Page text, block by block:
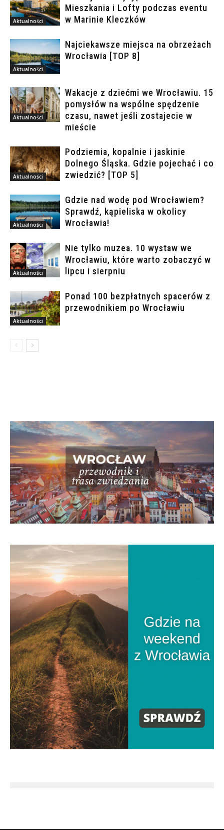
Aktualności
Mieszkania i Lofty podczas eventu
w Marinie Kleczków
Aktualności
Najciekawsze miejsca na obrzeżach
Wrocławia [TOP 8]
Aktualności
Wakacje z dziećmi we Wrocławiu. 15
pomysłów na wspólne spędzenie
czasu, nawet jeśli zostajecie w
mieście
Aktualności
Podziemia, kopalnie i jaskinie
Dolnego Śląska. Gdzie pojechać i co
zwiedzić? [TOP 5]
Aktualności
Gdzie nad wodę pod Wrocławiem?
Sprawdź, kąpieliska w okolicy
Wrocławia!
Aktualności
Nie tylko muzea. 10 wystaw we
Wrocławiu, które warto zobaczyć w
lipcu i sierpniu
Aktualności
Ponad 100 bezpłatnych spacerów z
przewodnikiem po Wrocławiu